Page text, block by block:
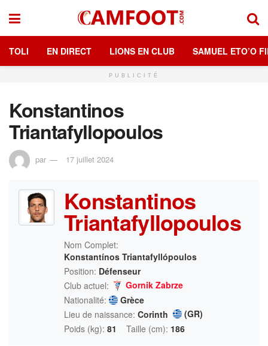
TOLI EN DIRECT LIONS EN CLUB SAMUEL ETO’O
PUBLICITÉ
Konstantinos
Triantafyllopoulos
par 17 juillet 2024
Konstantinos
Triantafyllopoulos
Nom Complet:
Konstantínos Triantafyllópoulos
Position: Défenseur
Club actuel:
Gornik Zabrze
Nationalité:
Grèce
Lieu de naissance: Corinth
(GR)
Poids (kg): 81 Taille (cm): 186